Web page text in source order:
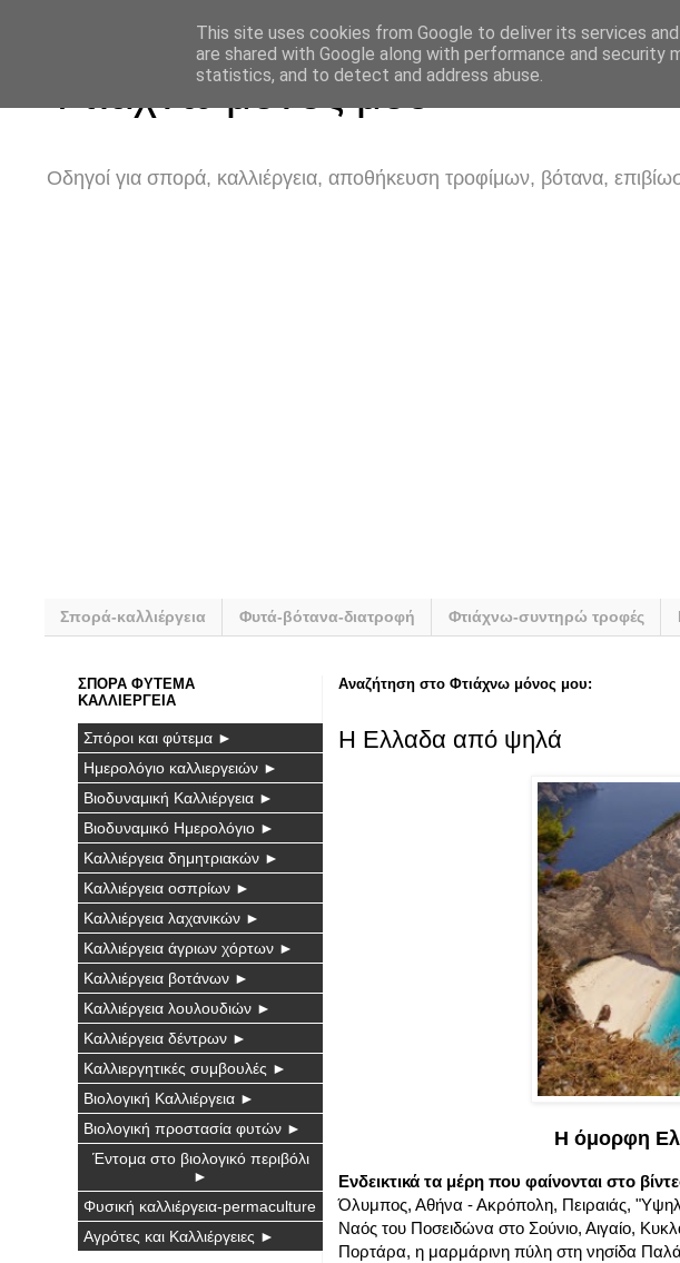
Φτιάχνω μόνος μου
Οδηγοί για σπορά, καλλιέργεια, αποθήκευση τροφίμων, βότανα,
Σπορά-καλλιέργεια Φυτά-βότανα-διατροφή Φτιάχνω-συντηρώ τροφές
Αναζήτηση στο Φτιάχνω μόνος μου:
Η Ελλαδα από ψηλά
Η όμορφη
Ενδεικτικά τα μέρη που φαίνονται στο
Όλυμπος, Αθήνα - Ακρόπολη, Πειραιάς,
Ναός του Ποσειδώνα στο Σούνιο, Αιγαίο,
Πορτάρα, η μαρμάρινη πύλη στη νησίδα
ΣΠΟΡΑ ΦΥΤΕΜΑ
ΚΑΛΛΙΕΡΓΕΙΑ
Σπόροι και φύτεμα ►
Ημερολόγιο καλλιεργειών ►
Βιοδυναμική Καλλιέργεια ►
Βιοδυναμικό Ημερολόγιο ►
Καλλιέργεια δημητριακών ►
Καλλιέργεια οσπρίων ►
Καλλιέργεια λαχανικών ►
Καλλιέργεια άγριων χόρτων ►
Καλλιέργεια βοτάνων ►
Καλλιέργεια λουλουδιών ►
Καλλιέργεια δέντρων ►
Καλλιεργητικές συμβουλές ►
Βιολογική Καλλιέργεια ►
Βιολογική προστασία φυτών ►
Έντομα στο βιολογικό περιβόλι
►
Φυσική καλλιέργεια-permaculture
Αγρότες και Καλλιέργειες ►
This site uses cookies from Google to deliver its services
are shared with Google along with performance and
statistics, and to detect and address abuse.